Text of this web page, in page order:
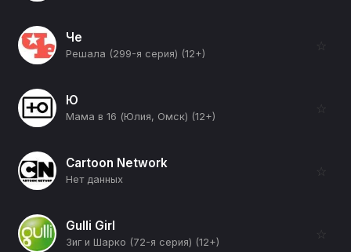
Че
Решала (299-я серия) (12+)
☆
Ю
Мама в 16 (Юлия, Омск) (12+)
☆
Cartoon Network
Нет данных
☆
Gulli Girl
Зиг и Шарко (72-я серия) (12+)
☆